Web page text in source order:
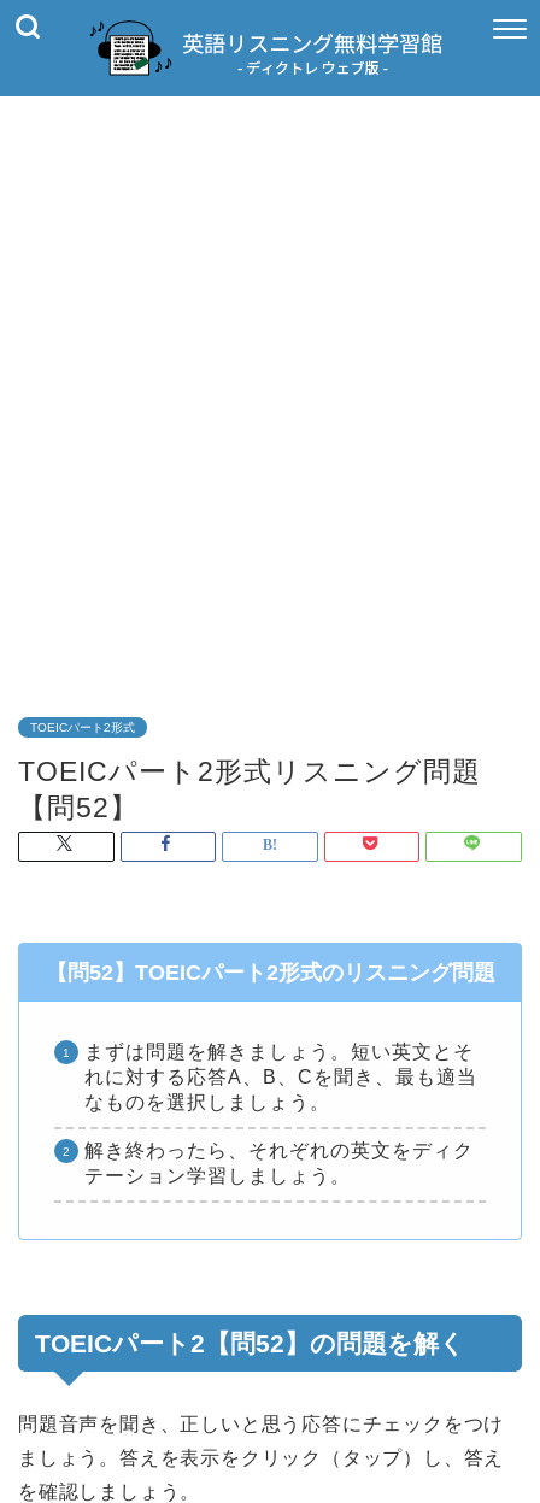
TOEICパート2形式
TOEICパート2形式リスニング問題
【問52】
【問52】TOEICパート2形式のリスニング問題
まずは問題を解きましょう。短い英文とそ
れに対する応答A、B、Cを聞き、最も適当
なものを選択しましょう。
解き終わったら、それぞれの英文をディク
テーション学習しましょう。
TOEICパート2【問52】の問題を解く
問題音声を聞き、正しいと思う応答にチェックをつけ
ましょう。答えを表示をクリック（タップ）し、答え
を確認しましょう。